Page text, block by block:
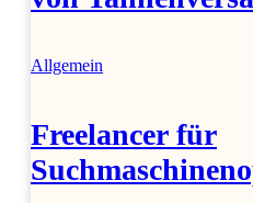
Allgemein
Freelancer für